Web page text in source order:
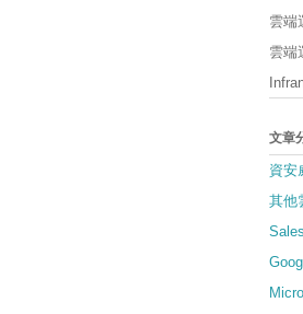
雲端
雲端
文章
資安
其他